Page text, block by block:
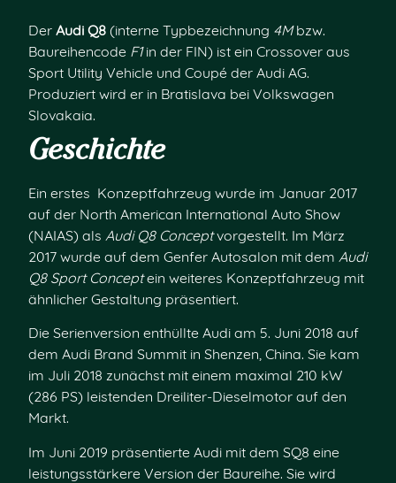
Der Audi Q8 (interne Typbezeichnung 4Mbzw.
Baureihencode F1in der FIN) ist ein Crossover aus
Sport Utility Vehicle und Coupé der Audi AG.
Produziert wird er in Bratislava bei Volkswagen
Slovakaia.
Geschichte
Ein erstes Konzeptfahrzeug wurde im Januar 2017
auf der North American International Auto Show
(NAIAS) als Audi Q8 Conceptvorgestellt. Im März
2017 wurde auf dem Genfer Autosalon mit dem Audi
Q8 Sport Conceptein weiteres Konzeptfahrzeug mit
ähnlicher Gestaltung präsentiert.
Die Serienversion enthüllte Audi am 5. Juni 2018 auf
dem Audi Brand Summit in Shenzen, China. Sie kam
im Juli 2018 zunächst mit einem maximal 210 kW
(286 PS) leistenden Dreiliter-Dieselmotor auf den
Markt.
Im Juni 2019 präsentierte Audi mit dem SQ8 eine
leistungsstärkere Version der Baureihe. Sie wird